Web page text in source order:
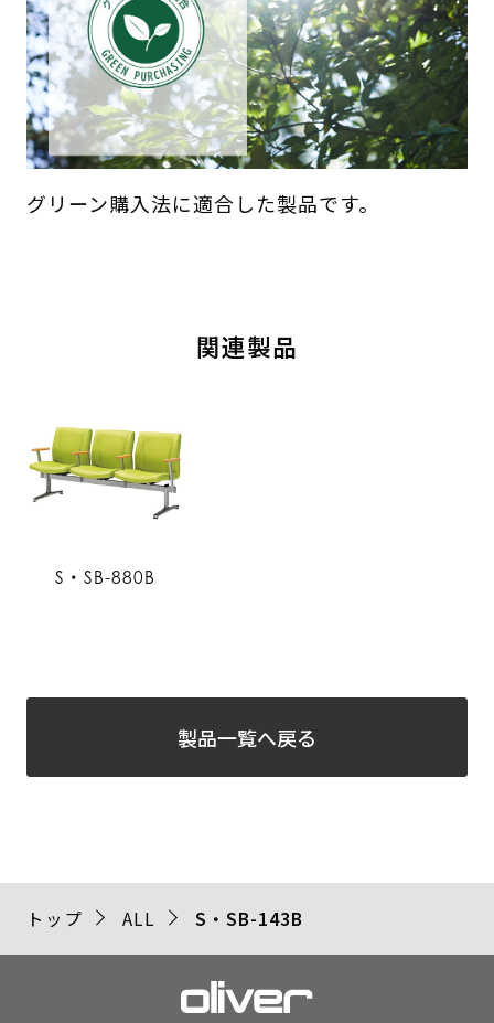
グリーン購入法に適合した製品です。
関連製品
S・SB-880B
製品一覧へ戻る
トップ ALL S・SB-143B